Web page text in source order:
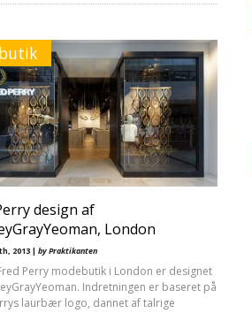
design af
London
2013 | by Praktikanten
Perry modebutik i London er designet
Indretningen er baseret på
laurbær logo, dannet af talrige